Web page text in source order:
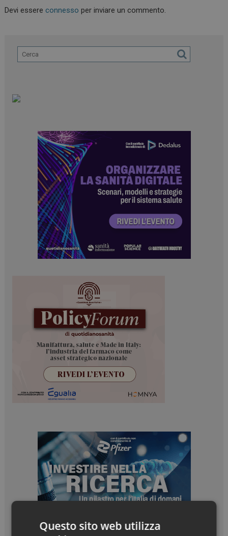
Devi essereconnesso per inviare un commento.
Questo sito web utilizza